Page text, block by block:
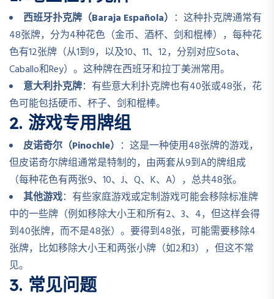
西班牙扑克牌（Baraja Española） ：这种扑克牌通常有
48张牌，分为4种花色（金币、酒杯、剑和棍棒），每种花
色有12张牌（从1到9，以及10、11、12，分别对应Sota、
Caballo和Rey）。这种牌在西班牙和拉丁美洲常用。
意大利扑克牌：有些意大利扑克牌也有40张或48张，花
色可能包括硬币、杯子、剑和棍棒。
2. 游戏专用牌组
皮诺奇尔（Pinochle） ：这是一种使用48张牌的游戏，
但皮诺奇尔牌组通常是特制的，由两套从9到A的牌组成
（每种花色有两张9、10、J、Q、K、A），总共48张。
其他游戏：有些家庭游戏或定制游戏可能会移除标准牌
中的一些牌（例如移除大小王和所有2、3、4，但这样会得
到40张牌，而不是48张）。要得到48张，可能需要移除4
张牌，比如移除大小王和两张小牌（如2和3），但这不常
见。
3. 常见问题